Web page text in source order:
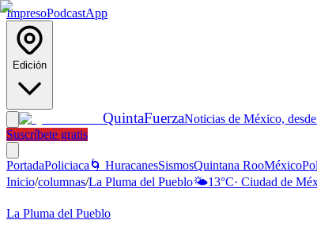
ImpresoPodcastApp
Edición
QuintaFuerzaNoticias de México,
Suscríbete gratis
PortadaPoliciaca 🌀 HuracanesSismosQuintana RooMéxico
Inicio/columnas/La Pluma del Pueblo🌤️13°C· Ciudad de
La Pluma del Pueblo